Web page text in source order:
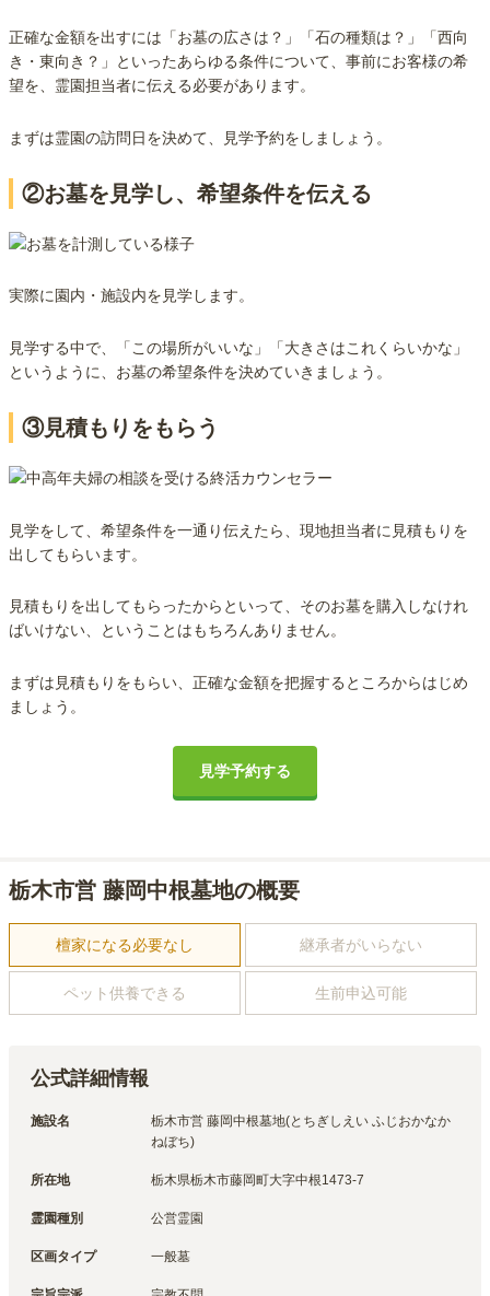
正確な金額を出すには「お墓の広さは？」「石の種類は？」「西向
き・東向き？」といったあらゆる条件について、事前にお客様の希
望を、霊園担当者に伝える必要があります。
まずは霊園の訪問日を決めて、見学予約をしましょう。
②お墓を見学し、希望条件を伝える
実際に園内・施設内を見学します。
見学する中で、「この場所がいいな」「大きさはこれくらいかな」
というように、お墓の希望条件を決めていきましょう。
③見積もりをもらう
見学をして、希望条件を一通り伝えたら、現地担当者に見積もりを
出してもらいます。
見積もりを出してもらったからといって、そのお墓を購入しなけれ
ばいけない、ということはもちろんありません。
まずは見積もりをもらい、正確な金額を把握するところからはじめ
ましょう。
見学予約する
栃木市営 藤岡中根墓地の概要
檀家になる必要なし 継承者がいらない
ペット供養できる 生前申込可能
公式詳細情報
施設名
栃木市営 藤岡中根墓地(とちぎしえい ふじおかなか
ねぼち)
所在地 栃木県栃木市藤岡町大字中根1473-7
霊園種別 公営霊園
区画タイプ 一般墓